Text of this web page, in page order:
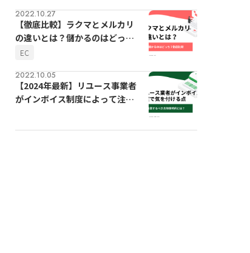
2022.10.27
【徹底比較】ラクマとメルカリ
の違いとは？儲かるのはどっ
ち？
EC
2022.10.05
【2024年最新】リユース事業者
がインボイス制度によって注意